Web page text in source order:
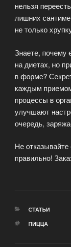
нельзя
лишних
не только
Знаете, почему
на диетах, но
в форме?
каждым
процессы в
улучшают
очередь,
Не
правильно!
РУБРИКИ
СТАТЬИ
МЕТКИ
ПИЦЦА